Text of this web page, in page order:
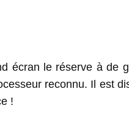
écran le réserve à de
reconnu. Il est
!